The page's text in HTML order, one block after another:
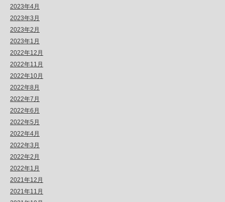
2023年4月
2023年3月
2023年2月
2023年1月
2022年12月
2022年11月
2022年10月
2022年8月
2022年7月
2022年6月
2022年5月
2022年4月
2022年3月
2022年2月
2022年1月
2021年12月
2021年11月